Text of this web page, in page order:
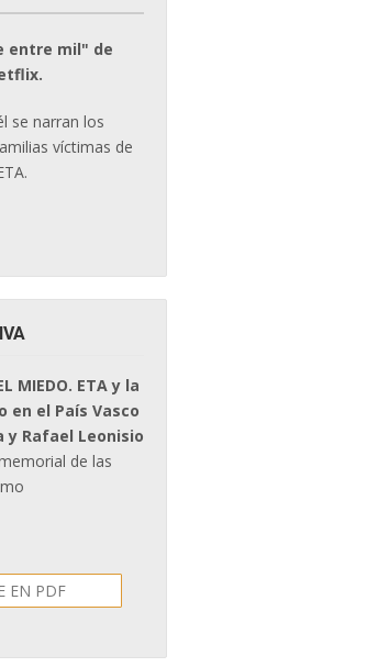
entre mil" de
se narran los
víctimas de
MIEDO. ETA y la
en el País Vasco
y Rafael Leonisio
de las
EN PDF